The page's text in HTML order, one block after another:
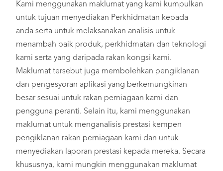
Kami menggunakan maklumat yang kami kumpulkan
untuk tujuan menyediakan Perkhidmatan kepada
anda serta untuk melaksanakan analisis untuk
menambah baik produk, perkhidmatan dan teknologi
kami serta yang daripada rakan kongsi kami.
Maklumat tersebut juga membolehkan pengiklanan
dan pengesyoran aplikasi yang berkemungkinan
besar sesuai untuk rakan perniagaan kami dan
pengguna peranti. Selain itu, kami menggunakan
maklumat untuk menganalisis prestasi kempen
pengiklanan rakan perniagaan kami dan untuk
menyediakan laporan prestasi kepada mereka. Secara
khususnya, kami mungkin menggunakan maklumat